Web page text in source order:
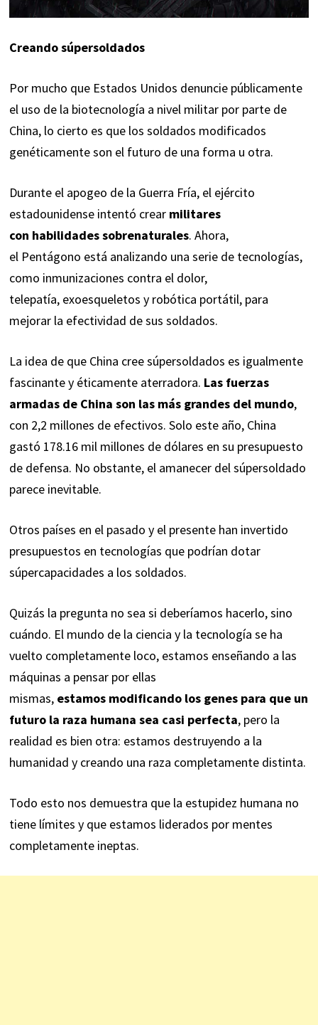
Creando súpersoldados
Por mucho que Estados Unidos denuncie públicamente
el uso de la biotecnología a nivel militar por parte de
China, lo cierto es que los soldados modificados
genéticamente son el futuro de una forma u otra.
Durante el apogeo de la Guerra Fría, el ejército
estadounidense intentó crear militares
con habilidades sobrenaturales. Ahora,
el Pentágono está analizando una serie de tecnologías,
como inmunizaciones contra el dolor,
telepatía, exoesqueletos y robótica portátil, para
mejorar la efectividad de sus soldados.
La idea de que China cree súpersoldados es igualmente
fascinante y éticamente aterradora. Las fuerzas
armadas de China son las más grandes del mundo,
con 2,2 millones de efectivos. Solo este año, China
gastó 178.16 mil millones de dólares en su presupuesto
de defensa. No obstante, el amanecer del súpersoldado
parece inevitable.
Otros países en el pasado y el presente han invertido
presupuestos en tecnologías que podrían dotar
súpercapacidades a los soldados.
Quizás la pregunta no sea si deberíamos hacerlo, sino
cuándo. El mundo de la ciencia y la tecnología se ha
vuelto completamente loco, estamos enseñando a las
máquinas a pensar por ellas
mismas, estamos modificando los genespara que un
futuro la raza humana sea casi perfecta, pero la
realidad es bien otra: estamos destruyendo a la
humanidad y creando una raza completamente distinta.
Todo esto nos demuestra que la estupidez humana no
tiene límites y que estamos liderados por mentes
completamente ineptas.